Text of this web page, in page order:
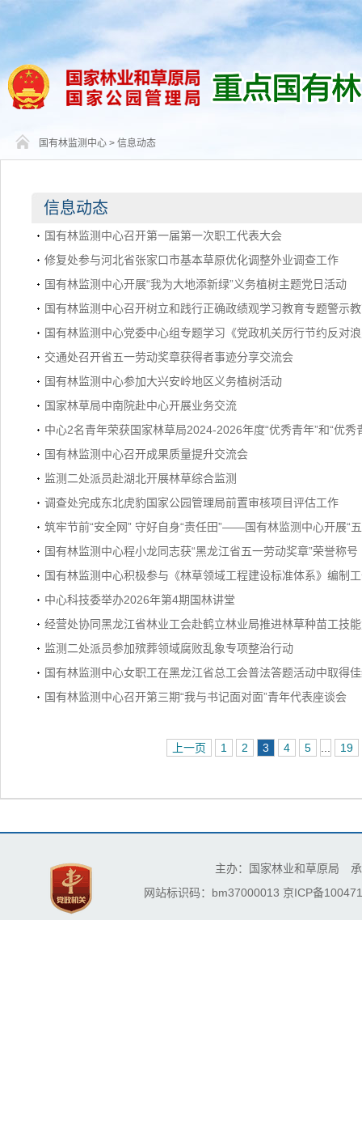
国有林监测中心 > 信息动态
信息动态
国有林监测中心召开第一届第一次职工代表大会
修复处参与河北省张家口市基本草原优化调整外业调查工作
国有林监测中心开展“我为大地添新绿”义务植树主题党日活动
国有林监测中心召开树立和践行正确政绩观学习教育专题警示
国有林监测中心党委中心组专题学习《党政机关厉行节约反对
交通处召开省五一劳动奖章获得者事迹分享交流会
国有林监测中心参加大兴安岭地区义务植树活动
国家林草局中南院赴中心开展业务交流
中心2名青年荣获国家林草局2024-2026年度“优秀青年”和“优秀
国有林监测中心召开成果质量提升交流会
监测二处派员赴湖北开展林草综合监测
调查处完成东北虎豹国家公园管理局前置审核项目评估工作
筑牢节前“安全网” 守好自身“责任田”——国有林监测中心开展“
国有林监测中心程小龙同志获“黑龙江省五一劳动奖章”荣誉称号
国有林监测中心积极参与《林草领域工程建设标准体系》编制
中心科技委举办2026年第4期国林讲堂
经营处协同黑龙江省林业工会赴鹤立林业局推进林草种苗工技
监测二处派员参加殡葬领域腐败乱象专项整治行动
国有林监测中心女职工在黑龙江省总工会普法答题活动中取得
国有林监测中心召开第三期“我与书记面对面”青年代表座谈会
上一页 1 2 3 4 5 ... 19
主办：国家林业和草原局
网站标识码：bm37000013 京ICP备